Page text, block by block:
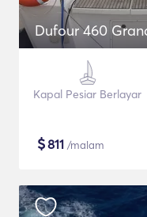
Dufour 460
Kapal Pesiar Berlayar
$811 /malam